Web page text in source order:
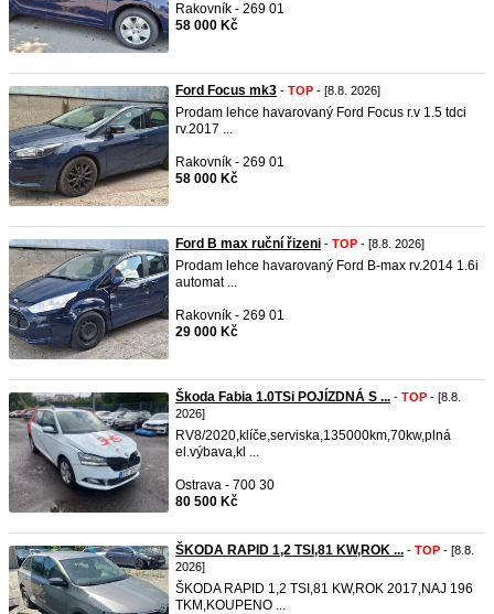
Rakovník - 269 01
58 000 Kč
Ford Focus mk3 - TOP - [8.8. 2026]
Prodam lehce havarovaný Ford Focus r.v 1.5 tdci
rv.2017 ...
Rakovník - 269 01
58 000 Kč
Ford B max ruční řizeni - TOP - [8.8. 2026]
Prodam lehce havarovaný Ford B-max rv.2014 1.6i
automat ...
Rakovník - 269 01
29 000 Kč
Škoda Fabia 1.0TSi POJÍZDNÁ S ... - TOP - [8.8.
2026]
RV8/2020,klíče,serviska,135000km,70kw,plná
el.výbava,kl ...
Ostrava - 700 30
80 500 Kč
ŠKODA RAPID 1,2 TSI,81 KW,ROK ... - TOP - [8.8.
2026]
ŠKODA RAPID 1,2 TSI,81 KW,ROK 2017,NAJ 196
TKM,KOUPENO ...